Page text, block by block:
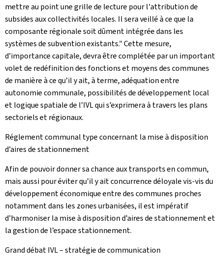
mettre au point une grille de lecture pour l'attribution de
subsides aux collectivités locales. Il sera veillé à ce que la
composante régionale soit dûment intégrée dans les
systèmes de subvention existants." Cette mesure,
d’importance capitale, devra être complétée par un important
volet de redéfinition des fonctions et moyens des communes
de manière à ce qu’il y ait, à terme, adéquation entre
autonomie communale, possibilités de développement local
et logique spatiale de l’IVL qui s’exprimera à travers les plans
sectoriels et régionaux.
Réglement communal type concernant la mise à disposition
d’aires de stationnement
Afin de pouvoir donner sa chance aux transports en commun,
mais aussi pour éviter qu’il y ait concurrence déloyale vis-vis du
développement économique entre des communes proches
notamment dans les zones urbanisées, il est impératif
d’harmoniser la mise à disposition d’aires de stationnement et
la gestion de l’espace stationnement.
Grand débat IVL – stratégie de communication